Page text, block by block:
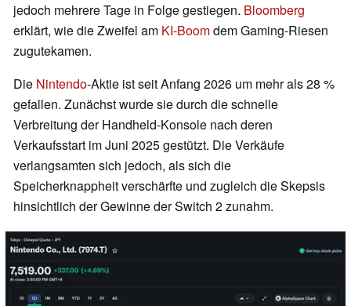
jedoch mehrere Tage in Folge gestiegen. Bloomberg
erklärt, wie die Zweifel am KI-Boomdem Gaming-Riesen
zugutekamen.
Die Nintendo-Aktie ist seit Anfang 2026 um mehr als 28 %
gefallen. Zunächst wurde sie durch die schnelle
Verbreitung der Handheld-Konsole nach deren
Verkaufsstart im Juni 2025 gestützt. Die Verkäufe
verlangsamten sich jedoch, als sich die
Speicherknappheit verschärfte und zugleich die Skepsis
hinsichtlich der Gewinne der Switch 2 zunahm.